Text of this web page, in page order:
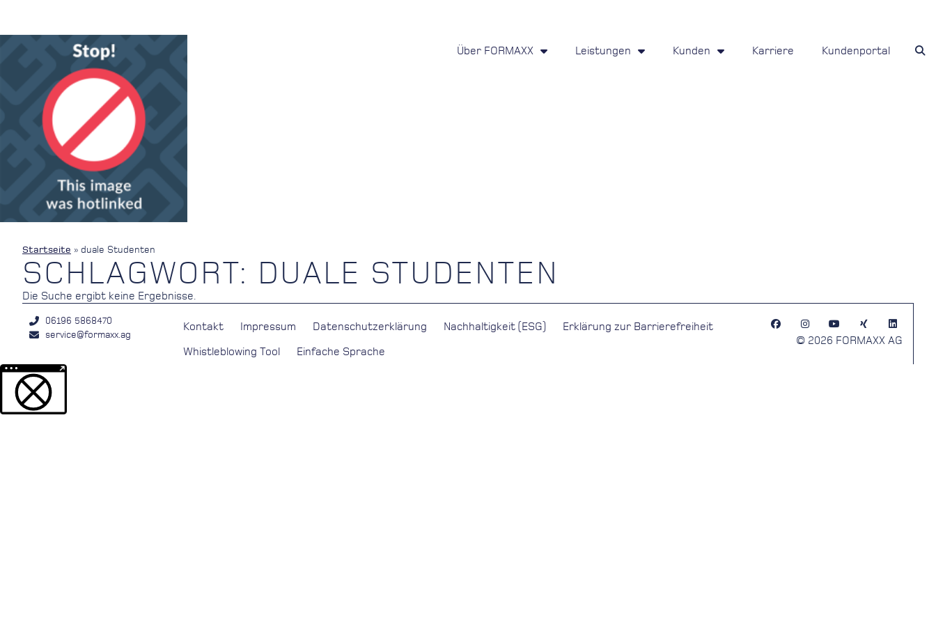
Über FORMAXX Leistungen Kunden Karriere Kundenportal
Startseite » duale Studenten
SCHLAGWORT: DUALE STUDENTEN
Die Suche ergibt keine Ergebnisse.
06196 5868470
service@formaxx.ag
Kontakt Impressum Datenschutzerklärung Nachhaltigkeit (ESG) Erklärung zur Barrierefreiheit
Whistleblowing Tool Einfache Sprache
© 2026 FORMAXX AG
Weitere Informationen über den gesperrten Inhalt.